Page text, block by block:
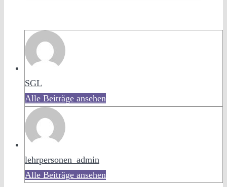
SGL
Alle Beiträge ansehen
lehrpersonen_admin
Alle Beiträge ansehen